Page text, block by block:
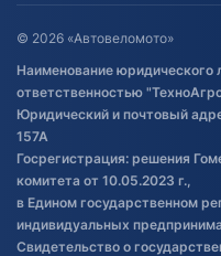
Оставить отзыв
Договор публичной оферты
Обработка файлов cookie
Постановка транспорта на
Обновления в ЭПТС 2024
© 2026 «Автовеломото»
Наименование юридического
ответственностью
Юридический и почтовый
157А
Госрегистрация: решения
комитета от 10.05.2023 г.,
в Едином государственном
индивидуальных
Свидетельство о